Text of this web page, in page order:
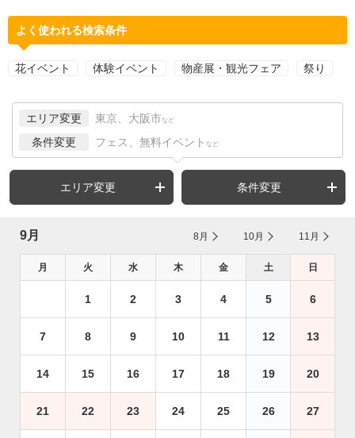
よく使われる検索条件
花イベント 体験イベント 物産展・観光フェア 祭り
エリア変更 東京、大阪市 など
条件変更 フェス、無料イベント など
エリア変更 条件変更
9月 8月 10月 11月
月 火 水 木 金 土 日
1 2 3 4 5 6
7 8 9 10 11 12 13
14 15 16 17 18 19 20
21 22 23 24 25 26 27